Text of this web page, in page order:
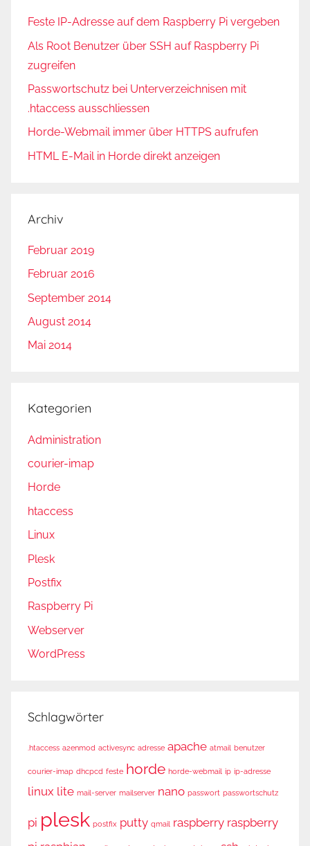
Feste IP-Adresse auf dem Raspberry Pi vergeben
Als Root Benutzer über SSH auf Raspberry Pi
zugreifen
Passwortschutz bei Unterverzeichnisen mit
.htaccess ausschliessen
Horde-Webmail immer über HTTPS aufrufen
HTML E-Mail in Horde direkt anzeigen
Archiv
Februar 2019
Februar 2016
September 2014
August 2014
Mai 2014
Kategorien
Administration
courier-imap
Horde
htaccess
Linux
Plesk
Postfix
Raspberry Pi
Webserver
WordPress
Schlagwörter
.htaccess a2enmod activesync adresse apache atmail benutzer
courier-imap dhcpcd feste horde horde-webmail ip ip-adresse
linux lite mail-server mailserver nano passwort passwortschutz
pi plesk postfix putty qmail raspberry raspberry